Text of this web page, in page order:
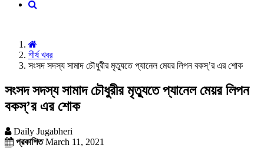
শীর্ষ খবর
সংসদ সদস্য সামাদ চৌধুরীর মৃত্যুতে প্যানেল মেয়র লিপন বকস্’র এর শোক
সংসদ সদস্য সামাদ চৌধুরীর মৃত্যুতে প্যানেল মেয়র লিপন
বকস্’র এর শোক
Daily Jugabheri
প্রকাশিতMarch 11, 2021